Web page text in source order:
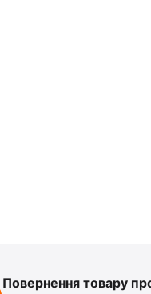
Повернення товару